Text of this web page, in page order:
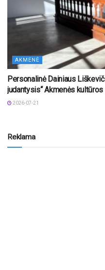
AKMENĖ
Personalinė Dainiaus
judantysis“ Akmenės
2026-07-21
Reklama